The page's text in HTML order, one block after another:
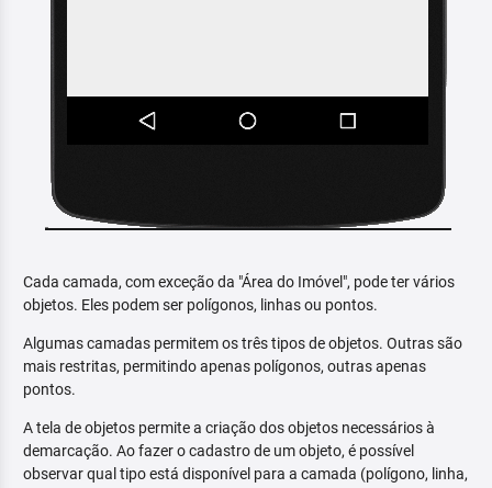
Cada camada, com exceção da "Área do Imóvel", pode ter vários
objetos. Eles podem ser polígonos, linhas ou pontos.
Algumas camadas permitem os três tipos de objetos. Outras são
mais restritas, permitindo apenas polígonos, outras apenas
pontos.
A tela de objetos permite a criação dos objetos necessários à
demarcação. Ao fazer o cadastro de um objeto, é possível
observar qual tipo está disponível para a camada (polígono, linha,